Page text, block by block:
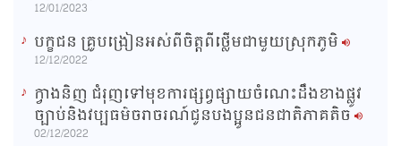
12/01/2023
បក្ខជន គ្រូបង្រៀនអស់ពីចិត្តពីថ្លើមជាមួយស្រុកភូមិ
12/12/2022
ក្វាងនិញ ជំរុញទៅមុខការផ្សព្វផ្សាយចំណេះដឹងខាងផ្លូវ
ច្បាប់និងវប្បធម៌ចរាចរណ៍ជូនបងប្អូនជនជាតិភាគតិច
02/12/2022